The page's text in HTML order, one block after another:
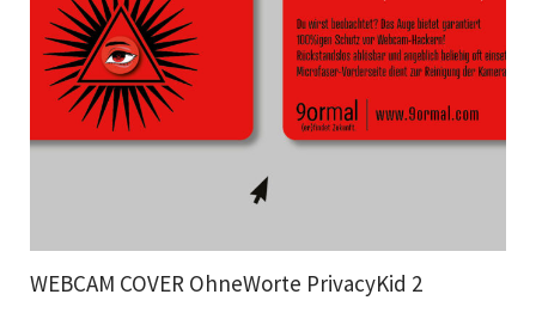
WEBCAM COVER OhneWorte PrivacyKid 2